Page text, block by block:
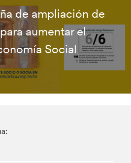
de ampliación de
aumentar el
Social